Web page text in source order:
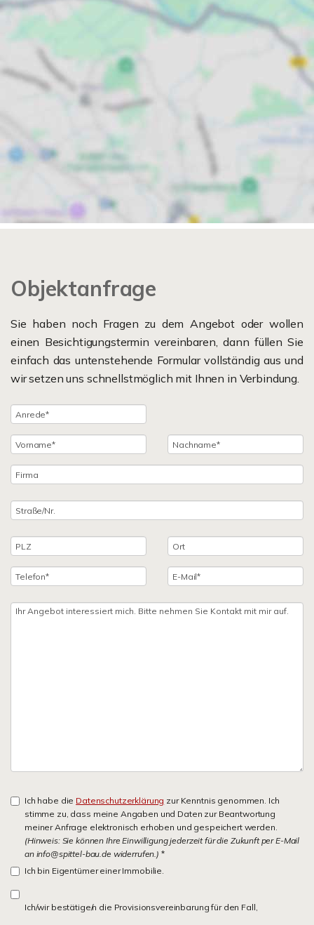
Objektanfrage
Sie haben noch Fragen zu dem Angebot oder wollen
einen Besichtigungstermin vereinbaren, dann füllen Sie
einfach das untenstehende Formular vollständig aus und
wir setzen uns schnellstmöglich mit Ihnen in Verbindung.
Ich habe die Datenschutzerklärung zur Kenntnis genommen. Ich
stimme zu, dass meine Angaben und Daten zur Beantwortung
meiner Anfrage elektronisch erhoben und gespeichert werden.
(Hinweis: Sie können Ihre Einwilligung jederzeit für die Zukunft per E-Mail
an info@spittel-bau.de widerrufen.) *
Ich bin Eigentümer einer Immobilie.
Ich/wir bestätige/n die Provisionsvereinbarung für den Fall,